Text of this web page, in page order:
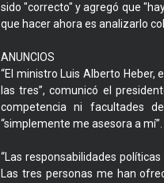
sido "correcto" y agregó que
que hacer ahora es analizarlo
ANUNCIOS
“El ministro Luis Alberto
las tres”, comunicó el
competencia ni facultades
“simplemente me asesora a mí”.
“Las responsabilidades
Las tres personas me han